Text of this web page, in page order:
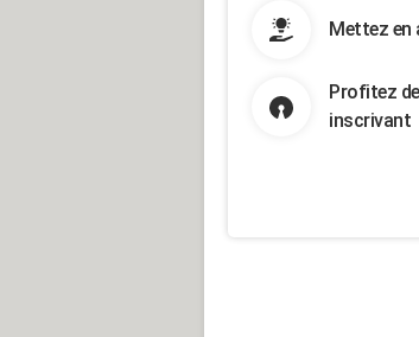
Mettez en
Profitez
inscrivant